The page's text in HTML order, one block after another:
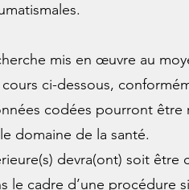
mis en œuvre au
ci-dessous,
codées pourront être
domaine de la santé.
devra(ont) soit être
le cadre d’une procédure